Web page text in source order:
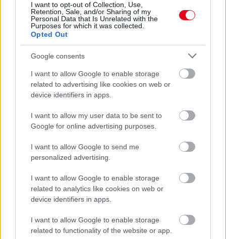
I want to opt-out of Collection, Use,
Retention, Sale, and/or Sharing of my
Personal Data that Is Unrelated with the
Purposes for which it was collected.
Opted Out
Google consents
I want to allow Google to enable storage
related to advertising like cookies on web or
device identifiers in apps.
I want to allow my user data to be sent to
Google for online advertising purposes.
I want to allow Google to send me
personalized advertising.
I want to allow Google to enable storage
related to analytics like cookies on web or
device identifiers in apps.
I want to allow Google to enable storage
related to functionality of the website or app.
24 óra
első jelek szinte észrevehetetlenek